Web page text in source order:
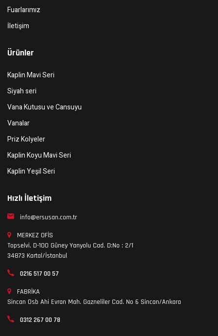
Fuarlarımız
İletişim
Ürünler
Kaplin Mavi Seri
Siyah seri
Vana Kutusu ve Cansuyu
Vanalar
Priz Kolyeler
Kaplin Koyu Mavi Seri
Kaplin Yeşil Seri
Hızlı İletişim
info@ersusan.com.tr
MERKEZ OFİS
Topselvi, D-100 Güney Yanyolu Cad. D:No : 2/1
34873 Kartal/İstanbul
0216 517 00 57
FABRİKA
Sincan Osb Ahi Evran Mah. Gazneliler Cad. No 6 Sincan/Ankara
0312 267 00 78